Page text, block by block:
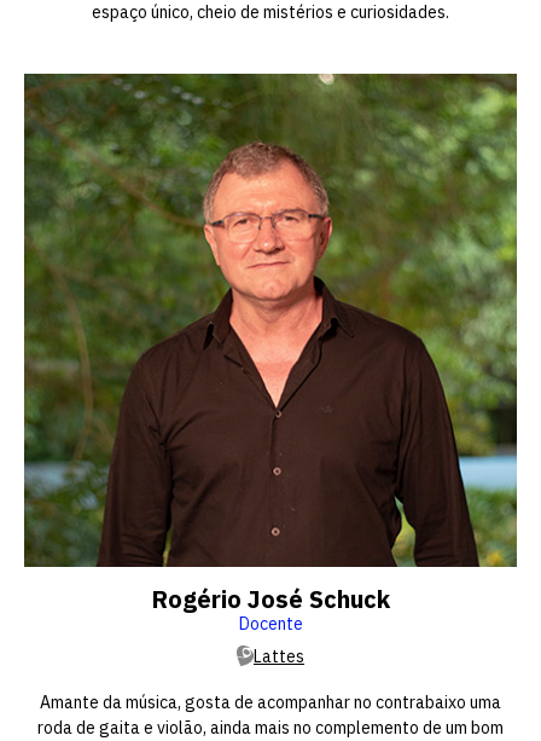
espaço único, cheio de mistérios e curiosidades.
Rogério José Schuck
Docente
Lattes
Amante da música, gosta de acompanhar no contrabaixo uma
roda de gaita e violão, ainda mais no complemento de um bom